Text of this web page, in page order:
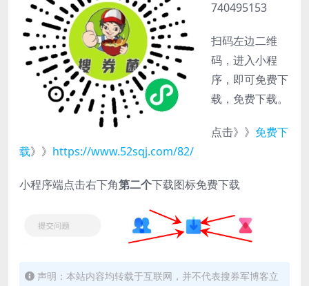
740495153
扫码左边二维
码，进入小程
序，即可免费下
载，免费下载。
点击》》 免费下
载》》 https://www.52sqj.com/82/
小程序端点击右下角第二个下载图标免费下载
声明：本站内容均转载于互联网，并不代表搜券军博客立